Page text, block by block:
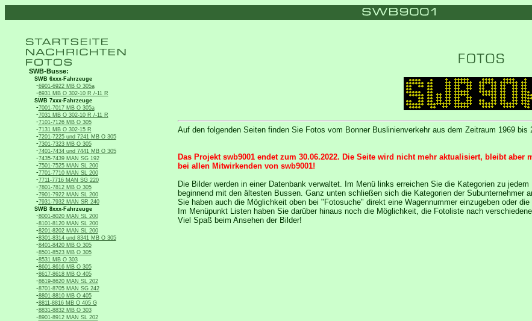
SWB-Busse:
SWB 6xxx-Fahrzeuge
-6901-6922 MB O 305a
-6931 MB O 302-10 R /-11 R
SWB 7xxx-Fahrzeuge
-7001-7017 MB O 305a
-7031 MB O 302-10 R /-11 R
-7101-7126 MB O 305
-7131 MB O 302-15 R
-7201-7225 und 7241 MB O 305
-7301-7323 MB O 305
-7401-7434 und 7441 MB O 305
-7435-7439 MAN SG 192
-7501-7525 MAN SL 200
-7701-7710 MAN SL 200
-7711-7716 MAN SG 220
-7801-7812 MB O 305
-7901-7922 MAN SL 200
-7931-7932 MAN SR 240
SWB 8xxx-Fahrzeuge
-8001-8020 MAN SL 200
-8101-8120 MAN SL 200
-8201-8202 MAN SL 200
-8301-8314 und 8341 MB O 305
-8401-8420 MB O 305
-8501-8523 MB O 305
-8531 MB O 303
-8601-8616 MB O 305
-8617-8618 MB O 405
-8619-8620 MAN SL 202
-8701-8705 MAN SG 242
-8801-8810 MB O 405
-8811-8816 MB O 405 G
-8831-8832 MB O 303
-8901-8912 MAN SL 202
Auf den folgenden Seiten finden Sie Fotos vom Bonner Buslinienverkehr aus dem Zeitraum 1969 bis
Das Projekt swb9001 endet zum 30.06.2022. Die Seite wird nicht mehr aktualisiert, bleibt
bei allen Mitwirkenden von swb9001!
Die Bilder werden in einer Datenbank verwaltet. Im Menü links erreichen Sie die Kategorien zu
beginnend mit den ältesten Bussen. Ganz unten schließen sich die Kategorien der Subunternehmer
Sie haben auch die Möglichkeit oben bei "Fotosuche" direkt eine Wagennummer einzugeben oder
Im Menüpunkt Listen haben Sie darüber hinaus noch die Möglichkeit, die Fotoliste nach
Viel Spaß beim Ansehen der Bilder!